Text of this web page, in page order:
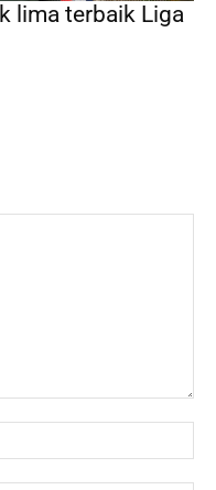
lima terbaik Liga